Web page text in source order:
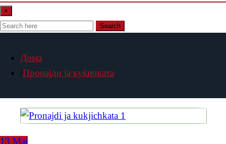
×
Search
Дома
Пронајди ја куќичката
13 Мај